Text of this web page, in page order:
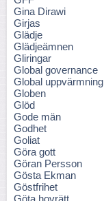
Gina Dirawi
Girjas
Glädje
Glädjeämnen
Gliringar
Global governance
Global uppvärmning
Globen
Glöd
Gode män
Godhet
Goliat
Göra gott
Göran Persson
Gösta Ekman
Göstfrihet
Göta hovrätt